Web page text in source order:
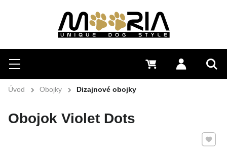
Hľadať
Menu Prihlásiť
0 €
Úvod Obojky Dizajnové obojky
Obojok Violet Dots
Pridať